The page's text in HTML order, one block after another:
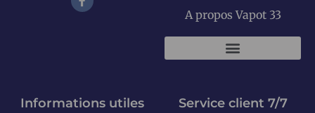
A propos Vapot 33
Informations utiles Service client 7/7